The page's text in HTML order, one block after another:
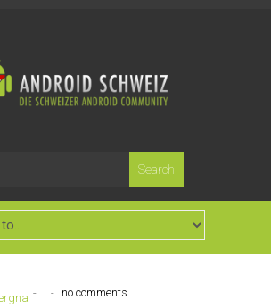
- - no comments